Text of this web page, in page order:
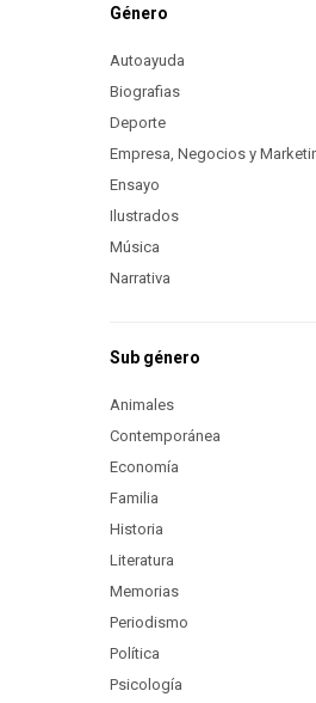
Género
Autoayuda
Biografias
Deporte
Empresa, Negocios y
Ensayo
Ilustrados
Música
Narrativa
Sub género
Animales
Contemporánea
Economía
Familia
Historia
Literatura
Memorias
Periodismo
Política
Psicología